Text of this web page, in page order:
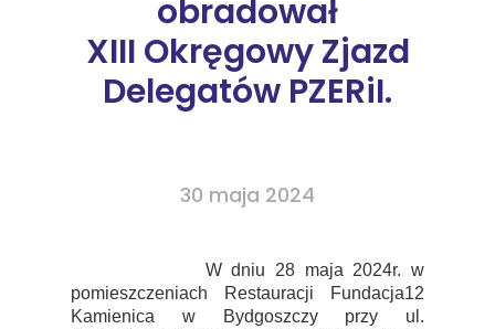
30 maja 2024
obradował
XIII Okręgowy Zjazd
Delegatów PZERiI.
W dniu 28 maja 2024r. w
pomieszczeniach Restauracji Fundacja12
Kamienica w Bydgoszczy przy ul.